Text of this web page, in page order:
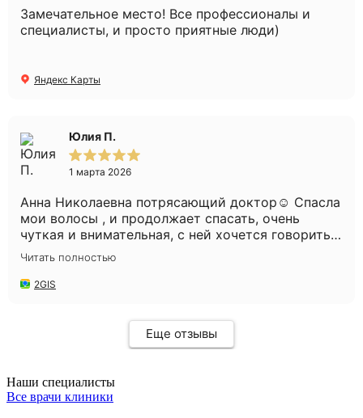
Замечательное место! Все профессионалы и
специалисты, и просто приятные люди)
Яндекс Карты
Юлия П.
1 марта 2026
Анна Николаевна потрясающий доктор☺️ Спасла
мои волосы , и продолжает спасать, очень
чуткая и внимательная, с ней хочется говорить
часами😅 Администратор Александра такая
милая, с такой заботой всегда угощает
конфетками😍 Мне нравится у Вас , уютно и
Читать полностью
2GIS
Еще отзывы
Наши специалисты
Все врачи клиники